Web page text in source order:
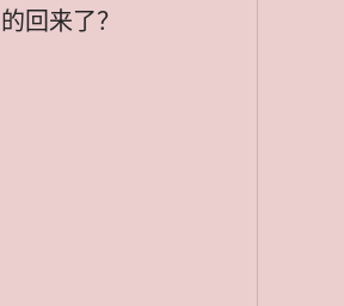
回来了？